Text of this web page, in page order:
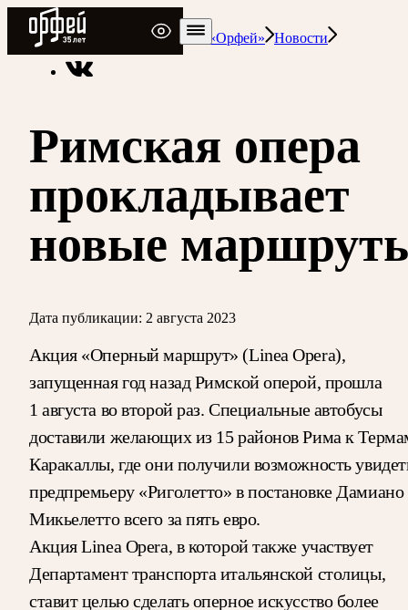
Радио Орфей
Радио классической музыки «Орфей»
Новости
Римская опера
прокладывает
новые
Дата публикации: 2 августа 2023
Акция «Оперный маршрут» (Linea Opera),
запущенная год назад Римской оперой, прошла
1 августа во второй раз. Специальные автобусы
доставили желающих из 15 районов Рима к
Каракаллы, где они получили возможность
предпремьеру «Риголетто» в постановке Дамиано
Микьелетто всего за пять евро.
Акция Linea Opera, в которой также участвует
Департамент транспорта итальянской столицы,
ставит целью сделать оперное искусство более